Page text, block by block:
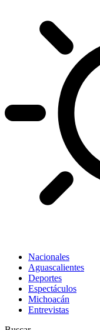
Nacionales
Aguascalientes
Deportes
Espectáculos
Michoacán
Entrevistas